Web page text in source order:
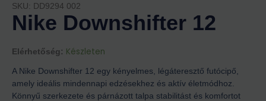
SKU: DD9294 002
Nike Downshifter 12
Elérhetőség: Készleten
A Nike Downshifter 12 egy kényelmes, légáteresztő futócipő,
amely ideális mindennapi edzésekhez és aktív életmódhoz.
Könnyű szerkezete és párnázott talpa stabilitást és komfortot